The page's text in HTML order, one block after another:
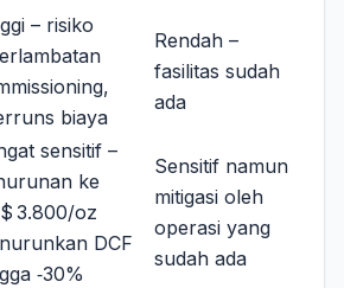
– risiko
biaya
Rendah –
fasilitas sudah
ada
sensitif –
ke
3.800/oz
DCF
‑30%
Sensitif namun
mitigasi oleh
operasi yang
sudah ada